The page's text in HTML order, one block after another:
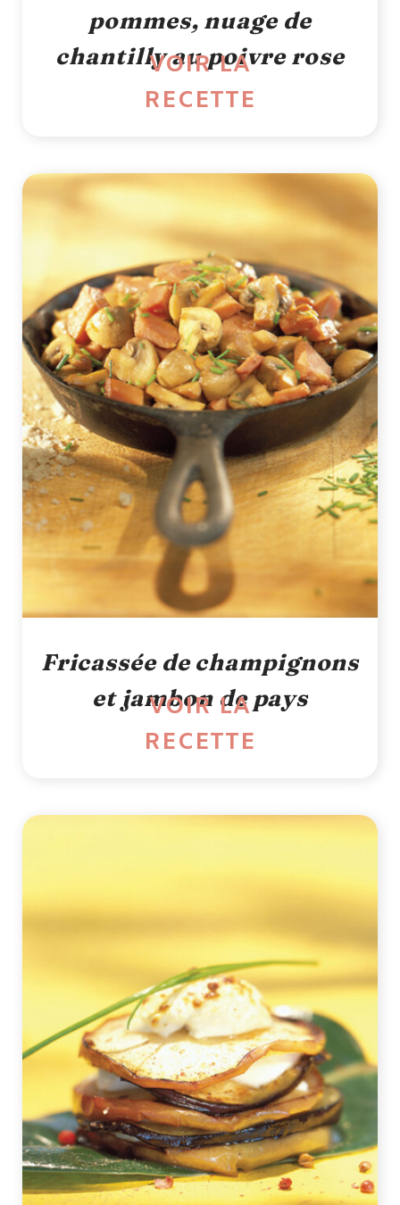
pommes, nuage de
chantilly au poivre rose
VOIR LA
RECETTE
Fricassée de champignons
et jambon de pays
VOIR LA
RECETTE